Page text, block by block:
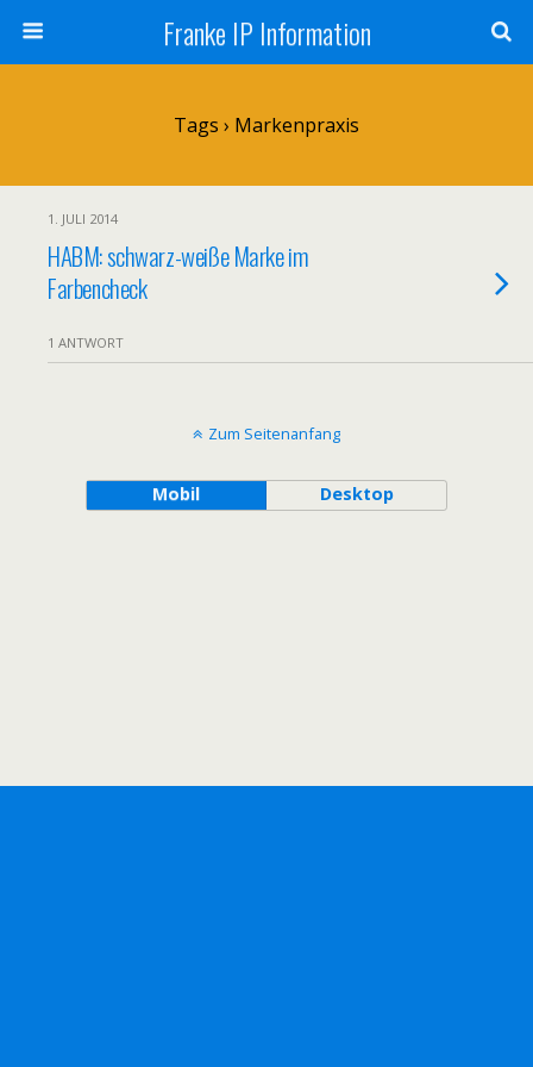
Franke IP Information
Tags › Markenpraxis
1. JULI 2014
HABM: schwarz-weiße Marke im
Farbencheck
1 ANTWORT
Zum Seitenanfang
Mobil Desktop